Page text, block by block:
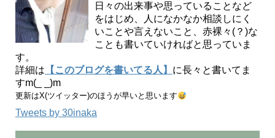
日々の出来事や思っていることなど
をはじめ、人になかなか相談しにく
いことや言えないこと、赤裸々(？)な
ことも書いていければと思っていま
す。
詳細は 【このブログを書いてる人】 に長々と書いてま
すm(_ _)m
更新はX(ツイッター)のほうが早いと思います
Tweets by 30inaka